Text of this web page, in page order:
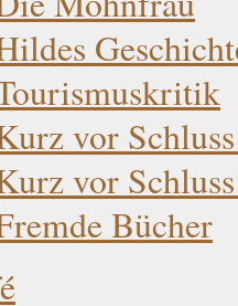
vor
vor
Bücher